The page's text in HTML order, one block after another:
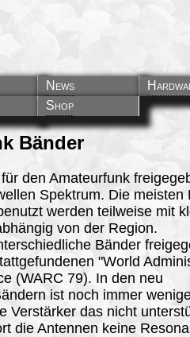
News
Shop
Bänder
den Amateurfunk
Spektrum. Die meisten
werden teilweise mit
von der Region.
Bänder
"World
(WARC 79). In den neu
ist noch immer
Verstärker das nicht
die Antennen keine